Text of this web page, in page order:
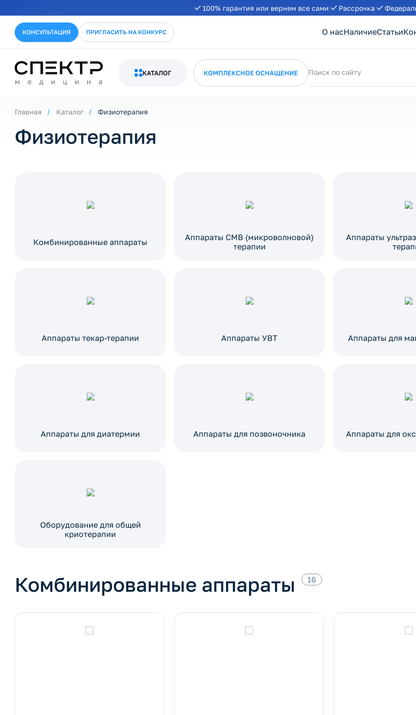
100% гарантия или вернем все сами Рассрочка
КОНСУЛЬТАЦИЯ ПРИГЛАСИТЬ НА КОНКУРС О насНаличиеСтатьи
КАТАЛОГ КОМПЛЕКСНОЕ ОСНАЩЕНИЕ Поиск по сайту
Главная Каталог Физиотерапия
Физиотерапия
Комбинированные аппараты
Аппараты СМВ (микроволновой)
терапии
Аппараты
Аппараты текар-терапии Аппараты УВТ Аппараты для
Аппараты для диатермии Аппараты для позвоночника Аппараты для
Оборудование для общей
криотерапии
Комбинированные аппараты 16